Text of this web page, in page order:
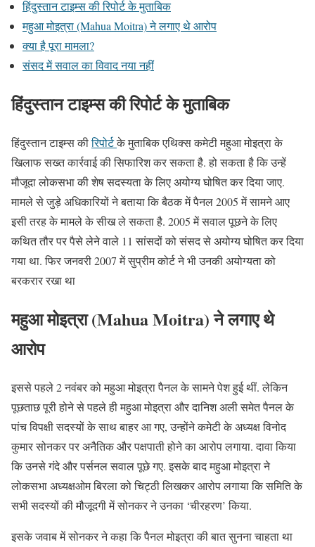
हिंदुस्तान टाइम्स की रिपोर्ट के मुताबिक
महुआ मोइत्रा (Mahua Moitra) ने लगाए थे आरोप
क्या है पूरा मामला?
संसद में सवाल का विवाद नया नहीं
हिंदुस्तान टाइम्स की रिपोर्ट के मुताबिक
हिंदुस्तान टाइम्स कीरिपोर्टके मुताबिक एथिक्‍स कमेटी महुआ मोइत्रा के
खिलाफ सख्त कार्रवाई की सिफारिश कर सकता है. हो सकता है कि उन्हें
मौजूदा लोकसभा की शेष सदस्यता के लिए अयोग्य घोषित कर दिया जाए.
मामले से जुड़े अधिकारियों ने बताया कि बैठक में पैनल 2005 में सामने आए
इसी तरह के मामले के सीख ले सकता है. 2005 में सवाल पूछने के लिए
कथित तौर पर पैसे लेने वाले 11 सांसदों को संसद से अयोग्य घोषित कर दिया
गया था. फिर जनवरी 2007 में सुप्रीम कोर्ट ने भी उनकी अयोग्यता को
बरकरार रखा था
महुआ मोइत्रा (Mahua Moitra) ने लगाए थे
आरोप
इससे पहले 2 नवंबर को महुआ मोइत्रा पैनल के सामने पेश हुई थीं. लेकिन
पूछताछ पूरी होने से पहले ही महुआ मोइत्रा और दानिश अली समेत पैनल के
पांच विपक्षी सदस्यों के साथ बाहर आ गए, उन्होंने कमेटी के अध्यक्ष विनोद
कुमार सोनकर पर अनैतिक और पक्षपाती होने का आरोप लगाया. दावा किया
कि उनसे गंदे और पर्सनल सवाल पूछे गए. इसके बाद महुआ मोइत्रा ने
लोकसभा अध्यक्षओम बिरला को चिट्ठी लिखकर आरोप लगाया कि समिति के
सभी सदस्यों की मौजूदगी में सोनकर ने उनका ‘चीरहरण’ किया.
इसके जवाब में सोनकर ने कहा कि पैनल मोइत्रा की बात सुनना चाहता था